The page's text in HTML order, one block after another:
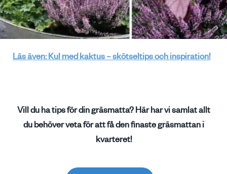
Läs även: Kul med kaktus – skötseltips och inspiration!
Vill du ha tips för din gräsmatta? Här har vi samlat allt
du behöver veta för att få den finaste gräsmattan i
kvarteret!